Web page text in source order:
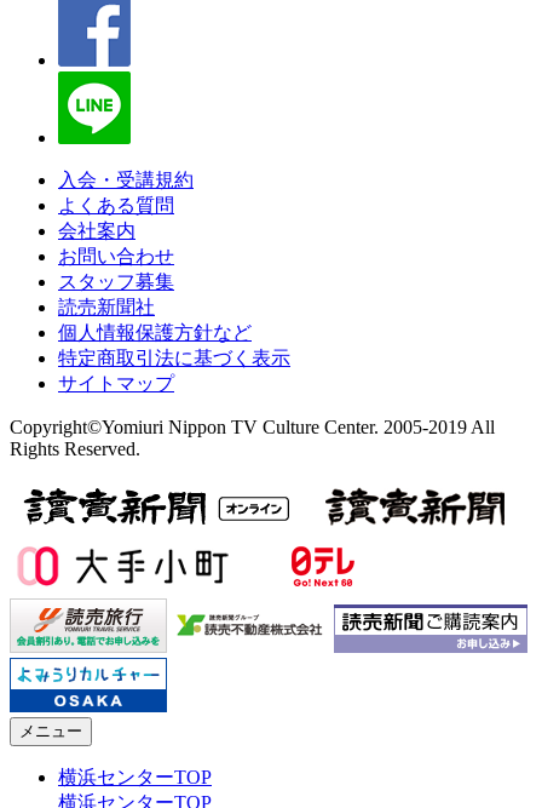
入会・受講規約
よくある質問
会社案内
お問い合わせ
スタッフ募集
読売新聞社
個人情報保護方針など
特定商取引法に基づく表示
サイトマップ
Copyright©Yomiuri Nippon TV Culture Center. 2005-2019 All
Rights Reserved.
メニュー
横浜センターTOP
横浜センターTOP